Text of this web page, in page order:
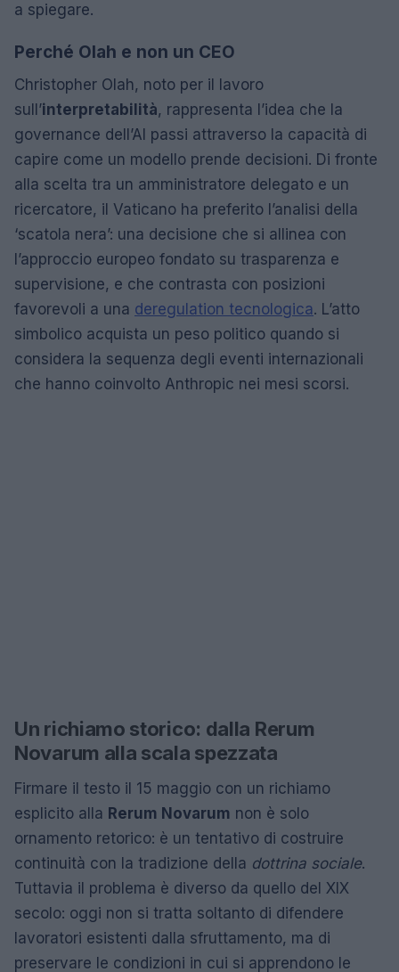
a spiegare.
Perché Olah e non un CEO
Christopher Olah, noto per il lavoro
sull’interpretabilità, rappresenta l’idea che la
governance dell’AI passi attraverso la capacità di
capire come un modello prende decisioni. Di fronte
alla scelta tra un amministratore delegato e un
ricercatore, il Vaticano ha preferito l’analisi della
‘scatola nera’: una decisione che si allinea con
l’approccio europeo fondato su trasparenza e
supervisione, e che contrasta con posizioni
favorevoli a una deregulation tecnologica. L’atto
simbolico acquista un peso politico quando si
considera la sequenza degli eventi internazionali
che hanno coinvolto Anthropic nei mesi scorsi.
Un richiamo storico: dalla Rerum
Novarum alla scala spezzata
Firmare il testo il 15 maggio con un richiamo
esplicito alla Rerum Novarum non è solo
ornamento retorico: è un tentativo di costruire
continuità con la tradizione della dottrina sociale.
Tuttavia il problema è diverso da quello del XIX
secolo: oggi non si tratta soltanto di difendere
lavoratori esistenti dalla sfruttamento, ma di
preservare le condizioni in cui si apprendono le